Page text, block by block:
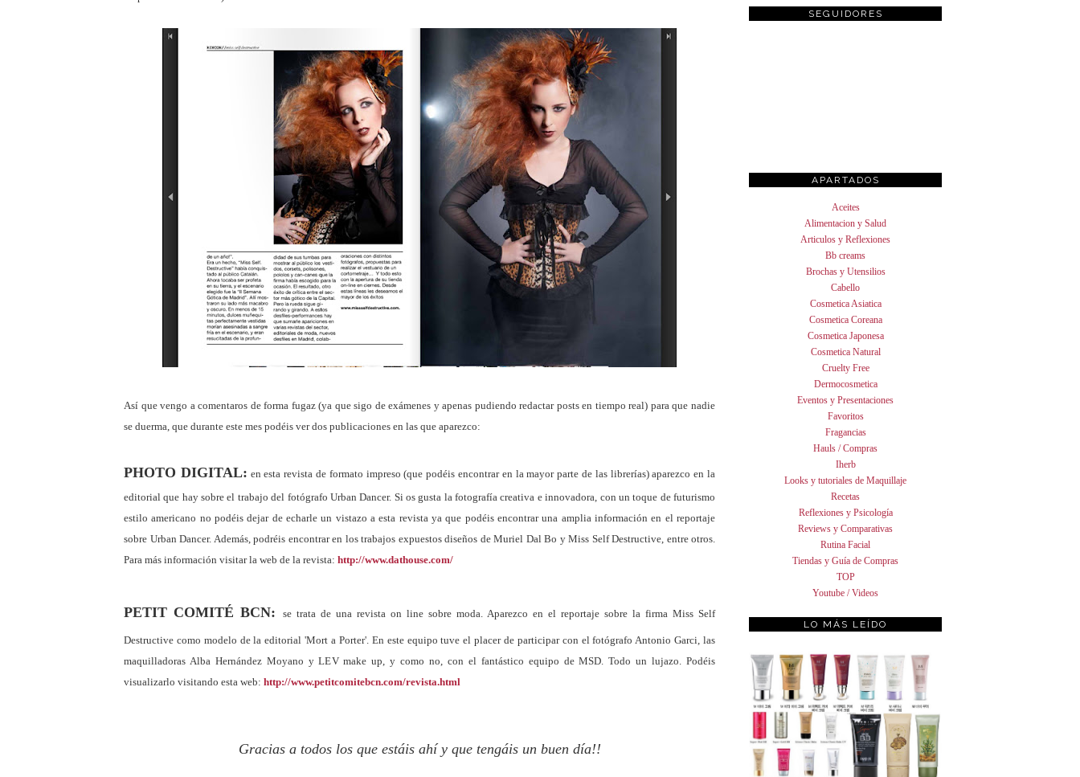
Así que vengo a comentaros de forma fugaz (ya que sigo de exámenes y apenas pudiendo redactar posts en tiempo real) para que nadie
se duerma, que durante este mes podéis ver dos publicaciones en las que aparezco:
PHOTO DIGITAL: en esta revista de formato impreso (que podéis encontrar en la mayor parte de las librerías) aparezco en la
editorial que hay sobre el trabajo del fotógrafo Urban Dancer. Si os gusta la fotografía creativa e innovadora, con un toque de futurismo
estilo americano no podéis dejar de echarle un vistazo a esta revista ya que podéis encontrar una amplia información en el reportaje
sobre Urban Dancer. Además, podréis encontrar en los trabajos expuestos diseños de Muriel Dal Bo y Miss Self Destructive, entre otros.
Para más información visitar la web de la revista: http://www.dathouse.com/
PETIT COMITÉ BCN: se trata de una revista on line sobre moda. Aparezco en el reportaje sobre la firma Miss Self
Destructive como modelo de la editorial 'Mort a Porter'. En este equipo tuve el placer de participar con el fotógrafo Antonio Garci, las
maquilladoras Alba Hernández Moyano y LEV make up, y como no, con el fantástico equipo de MSD. Todo un lujazo. Podéis
visualizarlo visitando esta web: http://www.petitcomitebcn.com/revista.html
Gracias a todos los que estáis ahí y que tengáis un buen día!!
SEGUIDORES
APARTADOS
Aceites
Alimentacion y Salud
Articulos y Reflexiones
Bb creams
Brochas y Utensilios
Cabello
Cosmetica Asiatica
Cosmetica Coreana
Cosmetica Japonesa
Cosmetica Natural
Cruelty Free
Dermocosmetica
Eventos y Presentaciones
Favoritos
Fragancias
Hauls / Compras
Iherb
Looks y tutoriales de Maquillaje
Recetas
Reflexiones y Psicología
Reviews y Comparativas
Rutina Facial
Tiendas y Guía de Compras
TOP
Youtube / Videos
LO MÁS LEÍDO